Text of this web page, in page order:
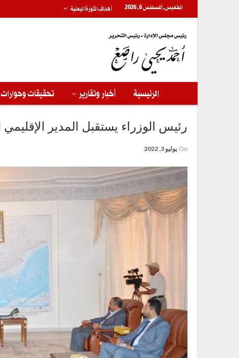
الخميس, أغسطس 6, 2026 أهداف الثورة اليمنية
الرئيسية أخبار وتقارير تحقيقات وحوارات
رئيس الوزراء يستقبل المدير الإقليمي
On يوليو 3, 2022